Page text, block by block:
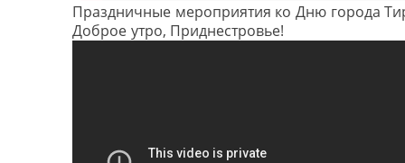
Праздничные мероприятия ко Дню города
Доброе утро, Приднестровье!